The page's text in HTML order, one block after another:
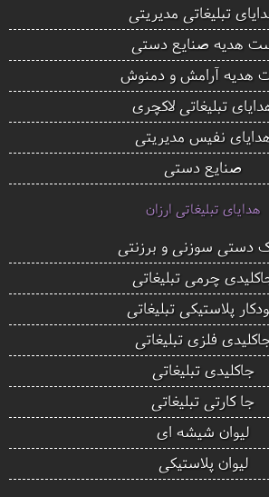
تبلیغاتی مدیریتی
هدیه صنایع دستی
هدیه آرامش و دمنوش
تبلیغاتی لاکچری
نفیس مدیریتی
صنایع دستی
هدایای تبلیغاتی ارزان
دستی سوزنی و برزنتی
چرمی تبلیغاتی
پلاستیکی تبلیغاتی
فلزی تبلیغاتی
جاکلیدی تبلیغاتی
جا کارتی تبلیغاتی
لیوان شیشه ای
لیوان پلاستیکی